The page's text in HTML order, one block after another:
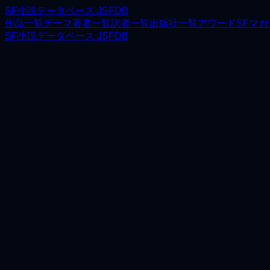
SF小説データベース JSFDB
作品一覧テーマ著者一覧訳者一覧出版社一覧アワードSFマガ
SF小説データベース JSFDB